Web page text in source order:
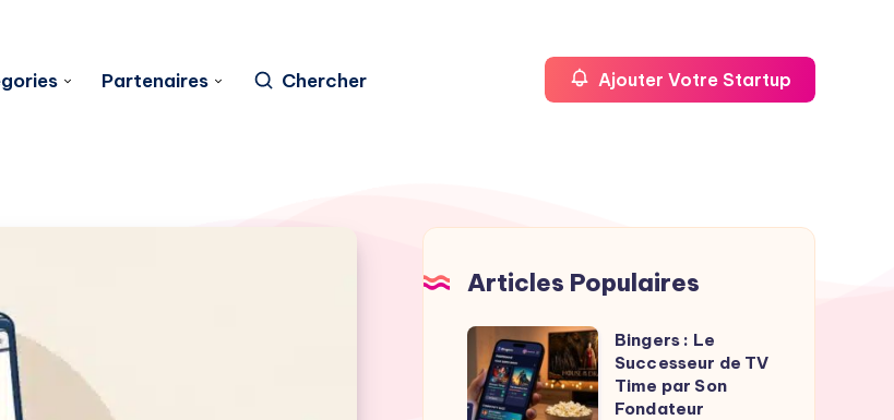
Partenaires Chercher Ajouter Votre Startup
Articles Populaires
Bingers
Le
Bingers : Le
Successeur de TV
Time par Son
Fondateur